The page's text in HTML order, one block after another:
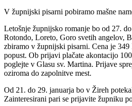
V župnijski pisarni pobiramo mašne
Letošnje župnijsko romanje bo od 27.
Rotondo, Loreto, Goro svetih angelov,
zbiramo v župnijski pisarni. Cena je
popust. Ob prijavi plačate akontacijo
poglejte v Glasu sv. Martina. Prijave
oziroma do zapolnitve mest.
Od 21. do 29. januarja bo v Žireh
Zainteresirani pari se prijavite župniku